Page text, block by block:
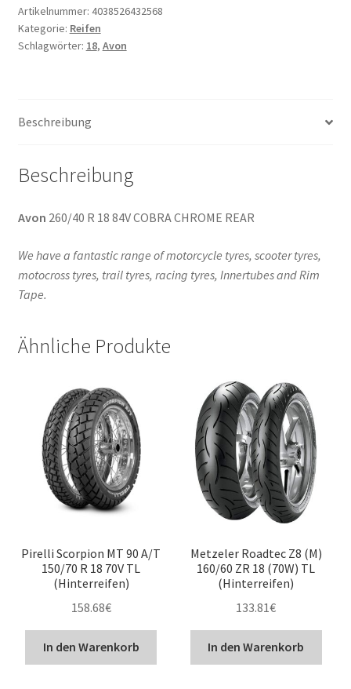
84V
COBRA
CHROME
Artikelnummer: 4038526432568
Kategorie: Reifen
Schlagwörter: 18, Avon
Beschreibung
Beschreibung
Avon 260/40 R 18 84V COBRA CHROME REAR
We have a fantastic range of motorcycle tyres, scooter tyres,
motocross tyres, trail tyres, racing tyres, Innertubes and Rim
Tape.
Ähnliche Produkte
Pirelli Scorpion MT 90 A/T
150/70 R 18 70V TL
(Hinterreifen)
158.68€
In den Warenkorb
Metzeler Roadtec Z8 (M)
160/60 ZR 18 (70W) TL
(Hinterreifen)
133.81€
In den Warenkorb